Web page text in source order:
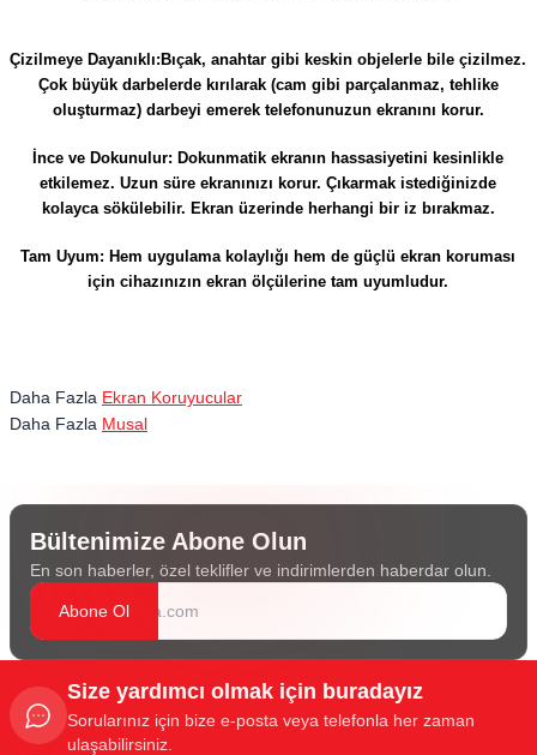
Çizilmeye Dayanıklı:Bıçak, anahtar gibi keskin objelerle bile çizilmez.
Çok büyük darbelerde kırılarak (cam gibi parçalanmaz, tehlike
oluşturmaz) darbeyi emerek telefonunuzun ekranını korur.
İnce ve Dokunulur: Dokunmatik ekranın hassasiyetini kesinlikle
etkilemez. Uzun süre ekranınızı korur. Çıkarmak istediğinizde
kolayca sökülebilir. Ekran üzerinde herhangi bir iz bırakmaz.
Tam Uyum: Hem uygulama kolaylığı hem de güçlü ekran koruması
için cihazınızın ekran ölçülerine tam uyumludur.
Daha Fazla Ekran Koruyucular
Daha Fazla Musal
Bültenimize Abone Olun
En son haberler, özel teklifler ve indirimlerden haberdar olun.
Abone Ol
Size yardımcı olmak için buradayız
Sorularınız için bize e-posta veya telefonla her zaman
ulaşabilirsiniz.